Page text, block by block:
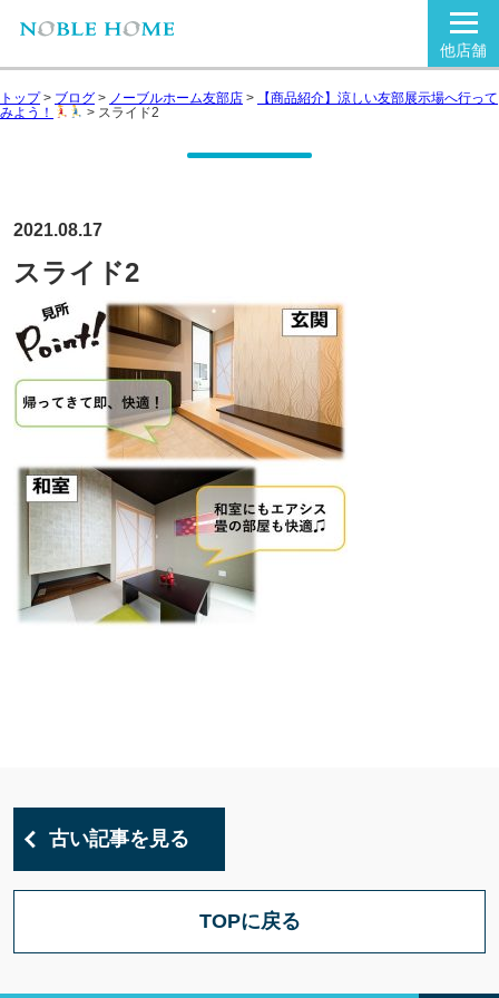
他店舗
トップ> ブログ > ノーブルホーム友部店 >
【商品紹介】涼しい友部展示場へ行って
みよう！
> スライド2
2021.08.17
スライド2
古い記事を見る
TOPに戻る